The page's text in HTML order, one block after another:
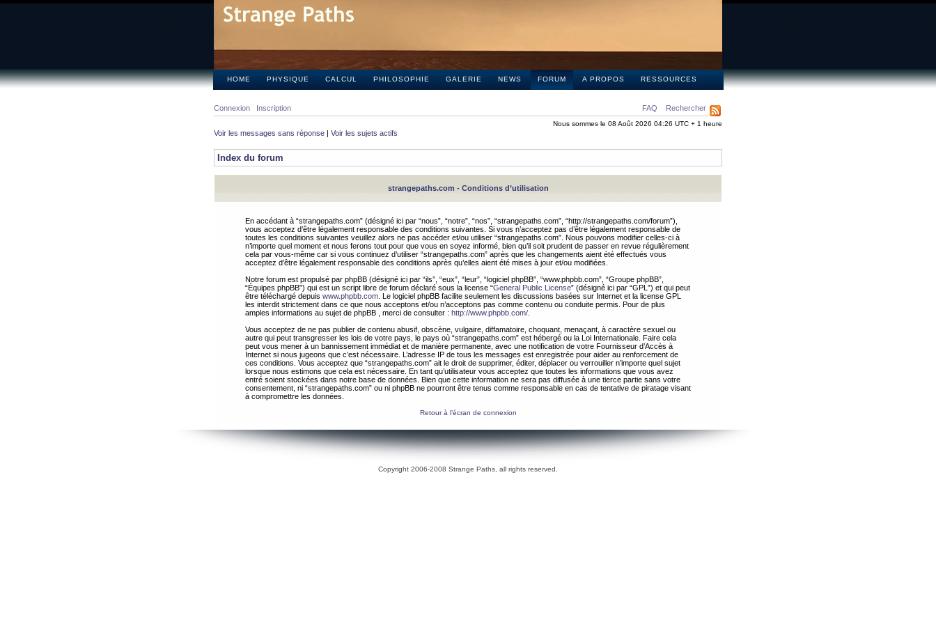
HOME PHYSIQUE CALCUL PHILOSOPHIE GALERIE NEWS FORUM A PROPOS RESSOURCES
FAQ Rechercher
Connexion Inscription
Nous sommes le 08 Août 2026 04:26 UTC + 1 heure
Voir les messages sans réponse | Voir les sujets actifs
Index du forum
strangepaths.com - Conditions d’utilisation
En accédant à “strangepaths.com” (désigné ici par “nous”, “notre”, “nos”, “strangepaths.com”, “http://strangepaths.com/forum”),
vous acceptez d’être légalement responsable des conditions suivantes. Si vous n’acceptez pas d’être légalement responsable de
toutes les conditions suivantes veuillez alors ne pas accéder et/ou utiliser “strangepaths.com”. Nous pouvons modifier celles-ci à
n’importe quel moment et nous ferons tout pour que vous en soyez informé, bien qu’il soit prudent de passer en revue régulièrement
cela par vous-même car si vous continuez d’utiliser “strangepaths.com” après que les changements aient été effectués vous
acceptez d’être légalement responsable des conditions après qu’elles aient été mises à jour et/ou modifiées.
Notre forum est propulsé par phpBB (désigné ici par “ils”, “eux”, “leur”, “logiciel phpBB”, “www.phpbb.com”, “Groupe phpBB”,
“Équipes phpBB”) qui est un script libre de forum déclaré sous la license “General Public License” (désigné ici par “GPL”) et qui peut
être téléchargé depuis www.phpbb.com . Le logiciel phpBB facilite seulement les discussions basées sur Internet et la license GPL
les interdit strictement dans ce que nous acceptons et/ou n’acceptons pas comme contenu ou conduite permis. Pour de plus
amples informations au sujet de phpBB , merci de consulter : http://www.phpbb.com/
Vous acceptez de ne pas publier de contenu abusif, obscène, vulgaire, diffamatoire, choquant, menaçant, à caractère sexuel ou
autre qui peut transgresser les lois de votre pays, le pays où “strangepaths.com” est hébergé ou la Loi Internationale. Faire cela
peut vous mener à un bannissement immédiat et de manière permanente, avec une notification de votre Fournisseur d’Accès à
Internet si nous jugeons que c’est nécessaire. L’adresse IP de tous les messages est enregistrée pour aider au renforcement de
ces conditions. Vous acceptez que “strangepaths.com” ait le droit de supprimer, éditer, déplacer ou verrouiller n’importe quel sujet
lorsque nous estimons que cela est nécessaire. En tant qu’utilisateur vous acceptez que toutes les informations que vous avez
entré soient stockées dans notre base de données. Bien que cette information ne sera pas diffusée à une tierce partie sans votre
consentement, ni “strangepaths.com” ou ni phpBB ne pourront être tenus comme responsable en cas de tentative de piratage visant
à compromettre les données.
Retour à l’écran de connexion
Copyright 2006-2008 Strange Paths, all rights reserved.